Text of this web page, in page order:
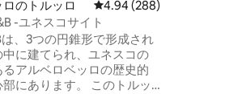
つ星の平均評価
のトルッロ レビュー288件、5つ星
4.94 (288)
-ユネスコサイト
、3つの円錐形で形成され
に建てられ、ユネスコの
アルベロベッロの歴史的
にあります。 このトルッ